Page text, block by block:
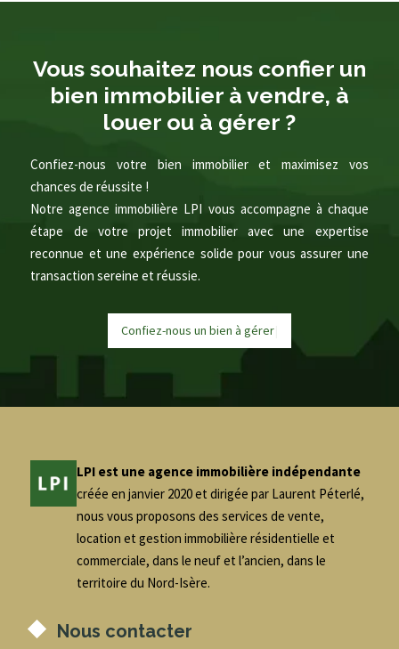
Vous souhaitez nous confier un
bien immobilier à vendre, à
louer ou à gérer ?
Confiez-nous votre bien immobilier et maximisez vos
chances de réussite !
Notre agence immobilière LPI vous accompagne à chaque
étape de votre projet immobilier avec une expertise
reconnue et une expérience solide pour vous assurer une
transaction sereine et réussie.
Confiez-nous un bien à gérer
LPI est une agence immobilière indépendante
créée en janvier 2020 et dirigée par Laurent Péterlé,
nous vous proposons des services de vente,
location et gestion immobilière résidentielle et
commerciale, dans le neuf et l’ancien, dans le
territoire du Nord-Isère.
Nous contacter